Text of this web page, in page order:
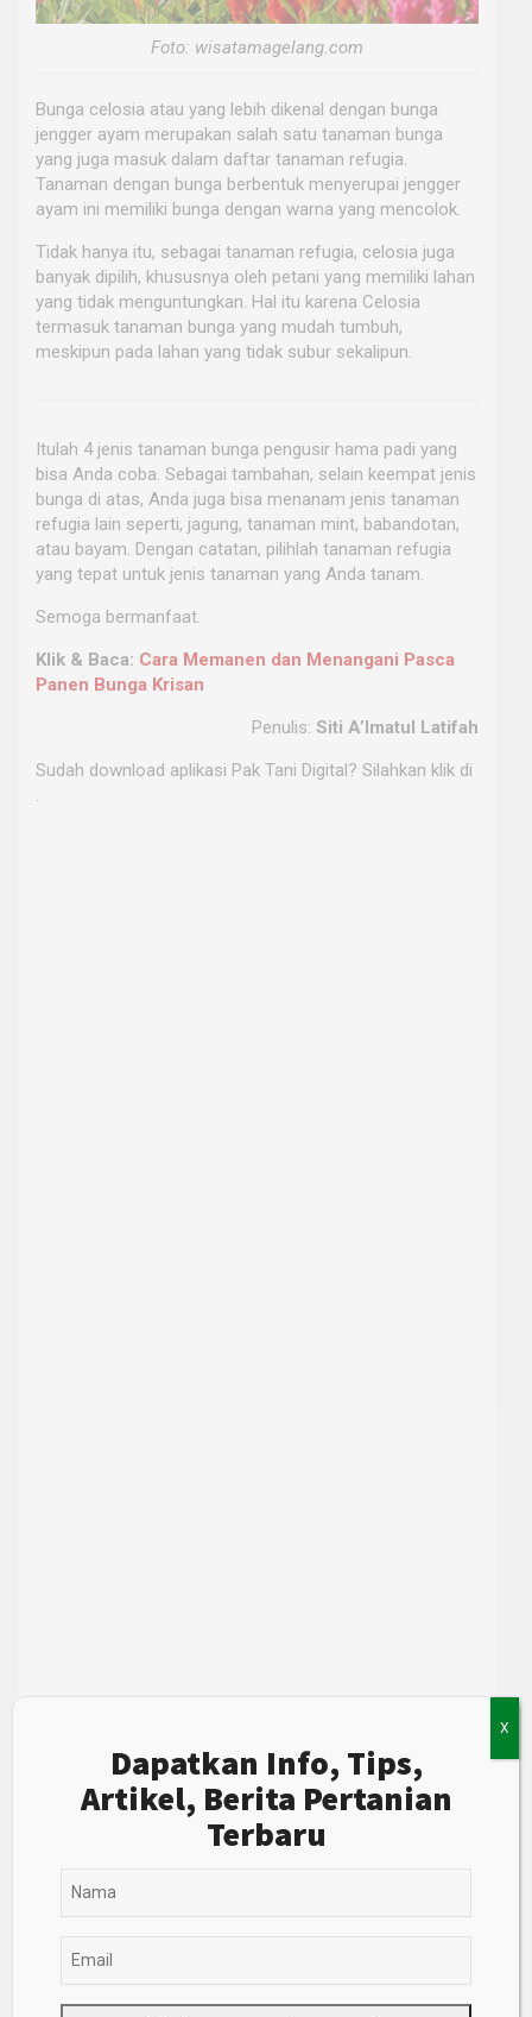
Foto: wisatamagelang.com
Bunga celosia atau yang lebih dikenal dengan bunga
jengger ayam merupakan salah satu tanaman bunga
yang juga masuk dalam daftar tanaman refugia.
Tanaman dengan bunga berbentuk menyerupai jengger
ayam ini memiliki bunga dengan warna yang mencolok.
Tidak hanya itu, sebagai tanaman refugia, celosia juga
banyak dipilih, khususnya oleh petani yang memiliki lahan
yang tidak menguntungkan. Hal itu karena Celosia
termasuk tanaman bunga yang mudah tumbuh,
meskipun pada lahan yang tidak subur sekalipun.
Itulah 4 jenis tanaman bunga pengusir hama padi yang
bisa Anda coba. Sebagai tambahan, selain keempat jenis
bunga di atas, Anda juga bisa menanam jenis tanaman
refugia lain seperti, jagung, tanaman mint, babandotan,
atau bayam. Dengan catatan, pilihlah tanaman refugia
yang tepat untuk jenis tanaman yang Anda tanam.
Semoga bermanfaat.
Klik & Baca: Cara Memanen dan Menangani Pasca
Panen Bunga Krisan
Penulis: Siti A’Imatul Latifah
Sudah download aplikasi Pak Tani Digital? Silahkan klik di
Dapatkan Info, Tips,
Artikel, Berita Pertanian
Terbaru
X